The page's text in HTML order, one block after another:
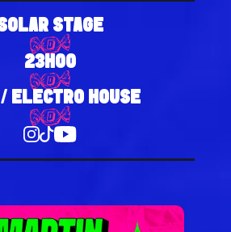
STAGE
23H00
ELECTRO HOUSE